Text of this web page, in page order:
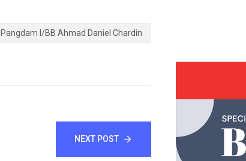
Pangdam I/BB Ahmad Daniel Chardin
NEXT POST